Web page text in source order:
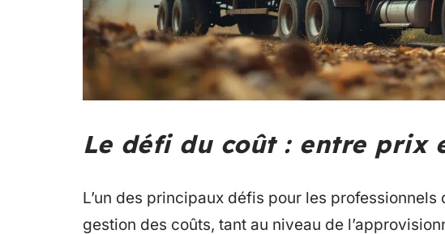
Le défi du coût : entre prix
L’un des principaux défis pour les professionnels
gestion des coûts, tant au niveau de